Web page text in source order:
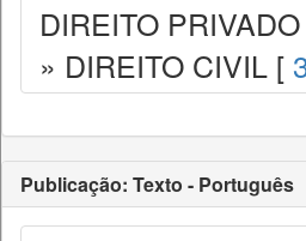
DIREITO
» DIREITO CIVIL [
Publicação: Texto - Português